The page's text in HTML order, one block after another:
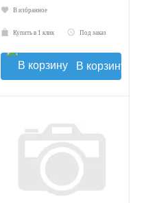
В избранное
Купить в 1 клик Под заказ
В корзину